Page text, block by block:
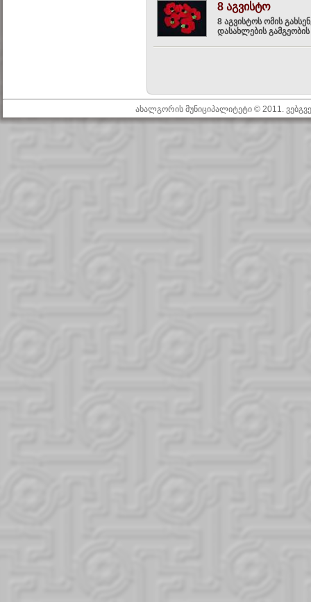
8 აგვისტო
8 აგვისტოს ომის
დასახლების
ახალგორის მუნიციპალიტეტი © 2011.